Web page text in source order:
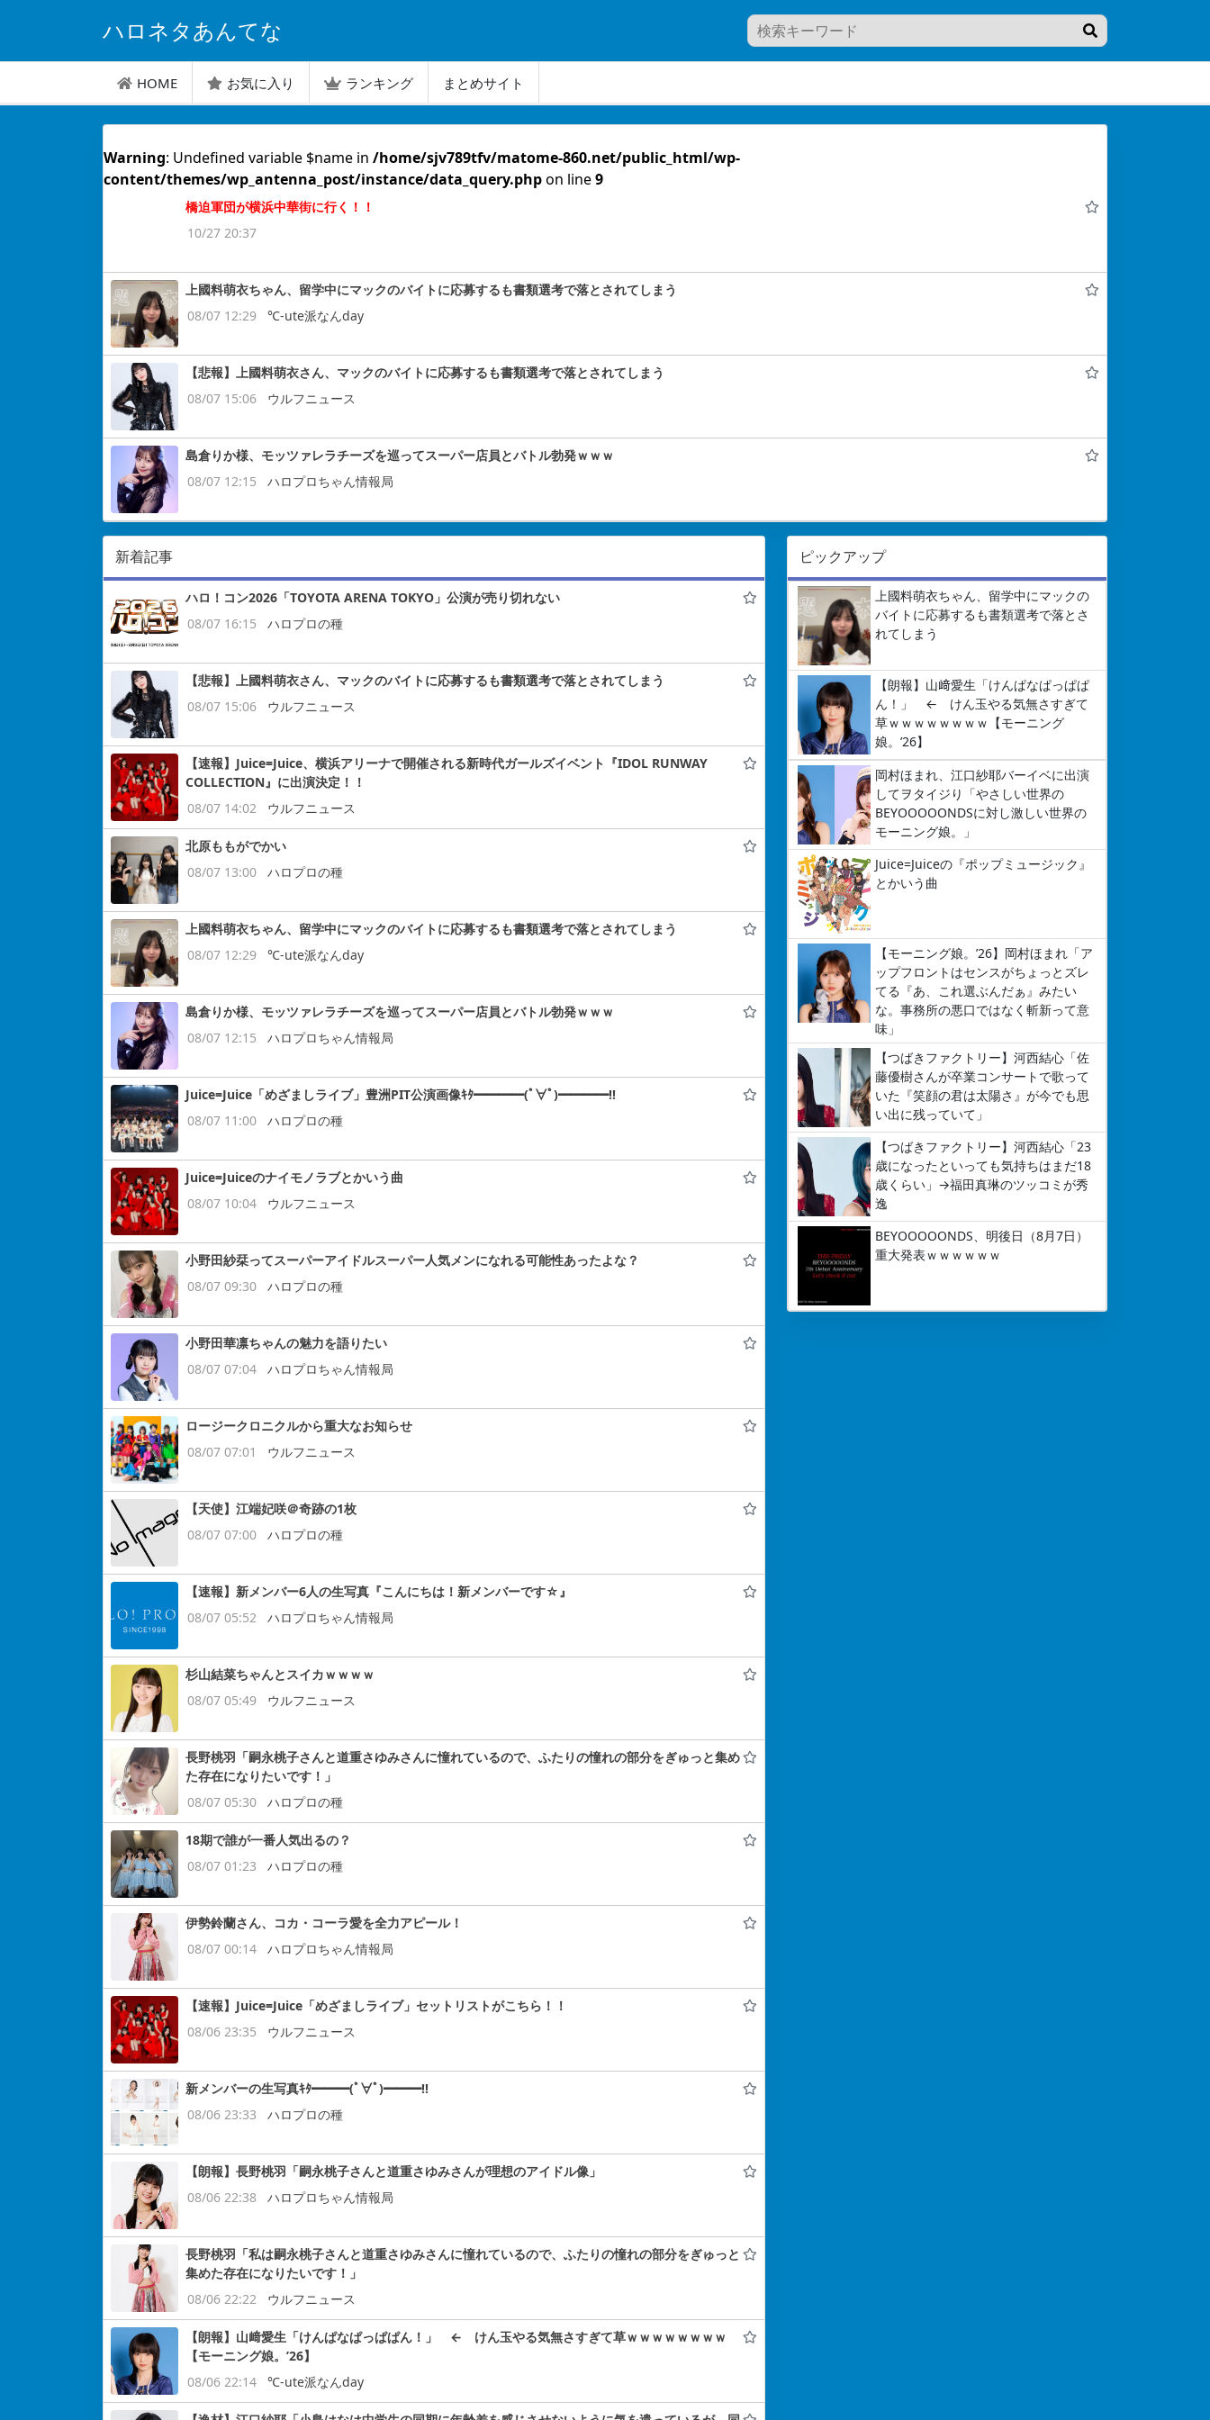
ハロネタあんてな
HOME お気に入り ランキング まとめサイト
Warning: Undefined variable $name in /home/sjv789tfv/matome-860.net/public_html/wp-
content/themes/wp_antenna_post/instance/data_query.phpon line9
橋迫軍団が横浜中華街に行く！！
10/27 20:37
上國料萌衣ちゃん、留学中にマックのバイトに応募するも書類選考で落とされてしまう
08/07 12:29
℃-ute派なんday
【悲報】上國料萌衣さん、マックのバイトに応募するも書類選考で落とされてしまう
08/07 15:06
ウルフニュース
島倉りか様、モッツァレラチーズを巡ってスーパー店員とバトル勃発ｗｗｗ
08/07 12:15
ハロプロちゃん情報局
ピックアップ
上國料萌衣ちゃん、留学中にマックの
バイトに応募するも書類選考で落とさ
れてしまう
【朗報】山﨑愛生「けんぱなぱっぱぱ
ん！」 ← けん玉やる気無さすぎて
草ｗｗｗｗｗｗｗｗ【モーニング
娘。’26】
岡村ほまれ、江口紗耶バーイベに出演
してヲタイジり「やさしい世界の
BEYOOOOONDSに対し激しい世界の
モーニング娘。」
Juice=Juiceの『ポップミュージック』
とかいう曲
【モーニング娘。’26】岡村ほまれ「ア
ップフロントはセンスがちょっとズレ
てる『あ、これ選ぶんだぁ』みたい
な。事務所の悪口ではなく斬新って意
味」
【つばきファクトリー】河西結心「佐
藤優樹さんが卒業コンサートで歌って
いた『笑顔の君は太陽さ』が今でも思
い出に残っていて」
【つばきファクトリー】河西結心「23
歳になったといっても気持ちはまだ18
歳くらい」→福田真琳のツッコミが秀
逸
BEYOOOOONDS、明後日（8月7日）
重大発表ｗｗｗｗｗｗ
新着記事
ハロ！コン2026「TOYOTA ARENA TOKYO」公演が売り切れない
08/07 16:15
ハロプロの種
【悲報】上國料萌衣さん、マックのバイトに応募するも書類選考で落とされてしまう
08/07 15:06
ウルフニュース
【速報】Juice=Juice、横浜アリーナで開催される新時代ガールズイベント『IDOL RUNWAY
COLLECTION』に出演決定！！
08/07 14:02
ウルフニュース
北原ももがでかい
08/07 13:00
ハロプロの種
上國料萌衣ちゃん、留学中にマックのバイトに応募するも書類選考で落とされてしまう
08/07 12:29
℃-ute派なんday
島倉りか様、モッツァレラチーズを巡ってスーパー店員とバトル勃発ｗｗｗ
08/07 12:15
ハロプロちゃん情報局
Juice=Juice「めざましライブ」豊洲PIT公演画像ｷﾀ━━━━(ﾟ∀ﾟ)━━━━!!
08/07 11:00
ハロプロの種
Juice=Juiceのナイモノラブとかいう曲
08/07 10:04
ウルフニュース
小野田紗栞ってスーパーアイドルスーパー人気メンになれる可能性あったよな？
08/07 09:30
ハロプロの種
小野田華凛ちゃんの魅力を語りたい
08/07 07:04
ハロプロちゃん情報局
ロージークロニクルから重大なお知らせ
08/07 07:01
ウルフニュース
【天使】江端妃咲＠奇跡の1枚
08/07 07:00
ハロプロの種
【速報】新メンバー6人の生写真『こんにちは！新メンバーです☆』
08/07 05:52
ハロプロちゃん情報局
杉山結菜ちゃんとスイカｗｗｗｗ
08/07 05:49
ウルフニュース
長野桃羽「嗣永桃子さんと道重さゆみさんに憧れているので、ふたりの憧れの部分をぎゅっと集め
た存在になりたいです！」
08/07 05:30
ハロプロの種
18期で誰が一番人気出るの？
08/07 01:23
ハロプロの種
伊勢鈴蘭さん、コカ・コーラ愛を全力アピール！
08/07 00:14
ハロプロちゃん情報局
【速報】Juice=Juice「めざましライブ」セットリストがこちら！！
08/06 23:35
ウルフニュース
新メンバーの生写真ｷﾀ━━━(ﾟ∀ﾟ)━━━!!
08/06 23:33
ハロプロの種
【朗報】長野桃羽「嗣永桃子さんと道重さゆみさんが理想のアイドル像」
08/06 22:38
ハロプロちゃん情報局
長野桃羽「私は嗣永桃子さんと道重さゆみさんに憧れているので、ふたりの憧れの部分をぎゅっと
集めた存在になりたいです！」
08/06 22:22
ウルフニュース
【朗報】山﨑愛生「けんぱなぱっぱぱん！」 ← けん玉やる気無さすぎて草ｗｗｗｗｗｗｗｗ
【モーニング娘。’26】
08/06 22:14
℃-ute派なんday